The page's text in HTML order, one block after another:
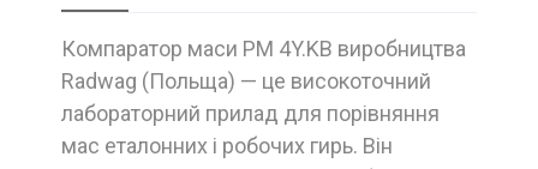
Компаратор маси PM 4Y.KB виробництва
Radwag (Польща) — це високоточний
лабораторний прилад для порівняння
мас еталонних і робочих гирь. Він